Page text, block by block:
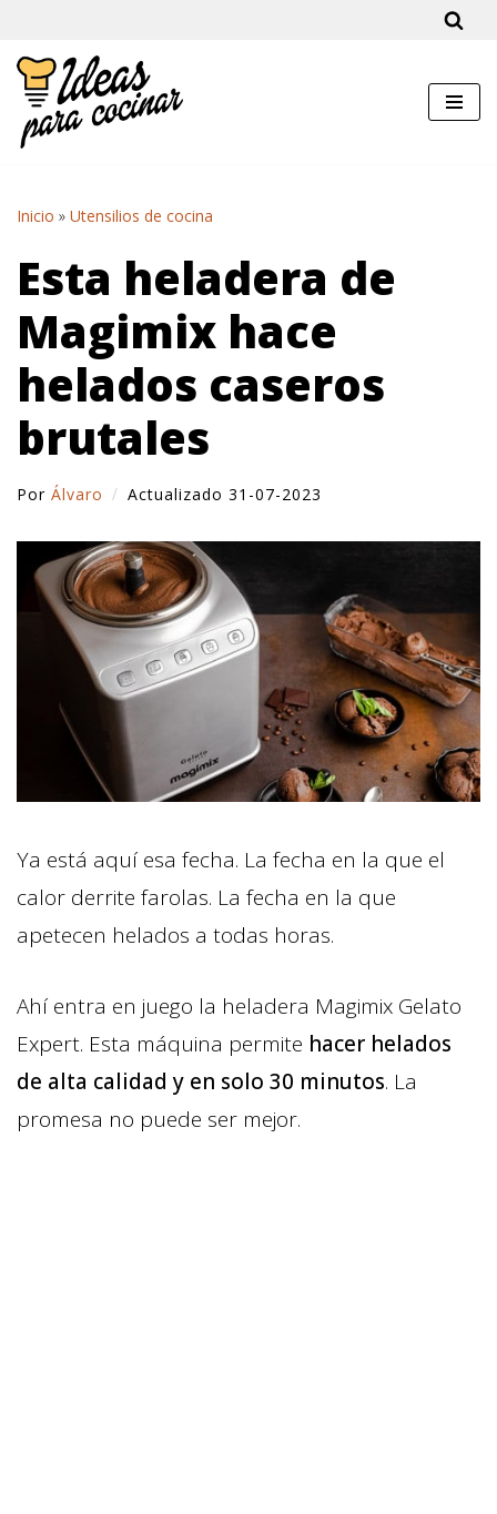
Saltar
al
contenido
Inicio » Utensilios de cocina
Esta heladera de
Magimix hace
helados caseros
brutales
Por Álvaro Actualizado 31-07-2023
Ya está aquí esa fecha. La fecha en la que el
calor derrite farolas. La fecha en la que
apetecen helados a todas horas.
Ahí entra en juego la heladera Magimix Gelato
Expert. Esta máquina permite hacer helados
de alta calidad y en solo 30 minutos. La
promesa no puede ser mejor.